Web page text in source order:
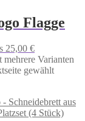
Flagge
25,00 €
Varianten
gewählt
- Schneidebrett aus
(4 Stück)